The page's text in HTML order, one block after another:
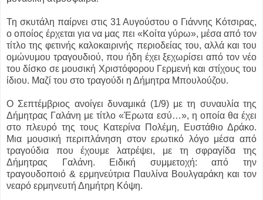
Τη σκυτάλη παίρνει στις 31 Αυγούστου ο Γιάννης Κότσιρας,
ο οποίος έρχεται για να μας πει «Κοίτα γύρω», μέσα από τον
τίτλο της φετινής καλοκαιρινής περιοδείας του, αλλά και του
ομώνυμου τραγουδιού, που ήδη έχει ξεχωρίσει από τον νέο
του δίσκο σε μουσική Χριστόφορου Γερμενή και στίχους του
ίδιου. Μαζί του στο τραγούδι η Δήμητρα Μπουλούζου.
Ο Σεπτέμβριος ανοίγει δυναμικά (1/9) με τη συναυλία της
Δήμητρας Γαλάνη με τίτλο «Έρωτα εσύ…», η οποία θα έχει
στο πλευρό της τους Κατερίνα Πολέμη, Ευστάθιο Δράκο.
Μια μουσική περιπλάνηση στον ερωτικό λόγο μέσα από
τραγούδια που έχουμε λατρέψει, με τη σφραγίδα της
Δήμητρας Γαλάνη. Ειδική συμμετοχή: από την
τραγουδοποιό & ερμηνεύτρια Παυλίνα Βουλγαράκη και τον
νεαρό ερμηνευτή Δημήτρη Κόψη.